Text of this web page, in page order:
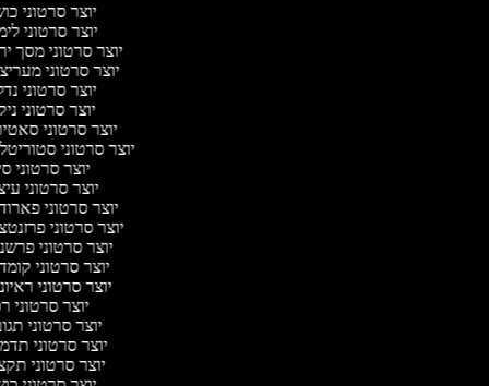
יוצר סרטוני
יוצר סרטוני
יוצר סרטוני מסך
יוצר סרטוני
יוצר סרטוני
יוצר סרטוני
יוצר סרטוני
יוצר סרטוני
יוצר סרטוני
יוצר סרטוני
יוצר סרטוני
יוצר סרטוני
יוצר סרטוני
יוצר סרטוני
יוצר סרטוני
יוצר סרטוני
יוצר סרטוני
יוצר סרטוני
יוצר סרטוני